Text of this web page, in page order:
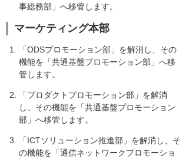
事総務部」へ移管します。
マーケティング本部
「ODSプロモーション部」を解消し、その
機能を「共通基盤プロモーション部」へ移
管します。
「プロダクトプロモーション部」を解消
し、その機能を「共通基盤プロモーション
部」へ移管します。
「ICTソリューション推進部」を解消し、そ
の機能を「通信ネットワークプロモーショ